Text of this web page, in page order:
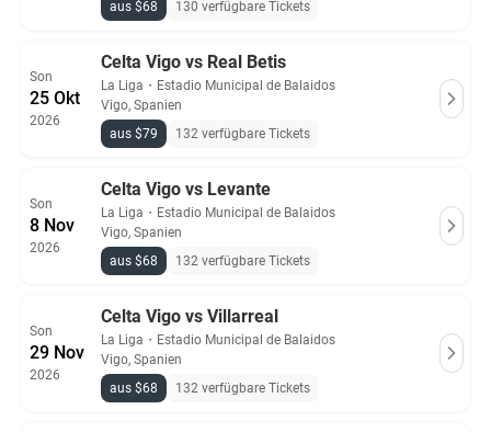
aus $68
130 verfügbare Tickets
Son
25 Okt
2026
Celta Vigo vs Real Betis
La Liga ・ Estadio Municipal de Balaidos
Vigo, Spanien
aus $79
132 verfügbare Tickets
Son
8 Nov
2026
Celta Vigo vs Levante
La Liga ・ Estadio Municipal de Balaidos
Vigo, Spanien
aus $68
132 verfügbare Tickets
Son
29 Nov
2026
Celta Vigo vs Villarreal
La Liga ・ Estadio Municipal de Balaidos
Vigo, Spanien
aus $68
132 verfügbare Tickets